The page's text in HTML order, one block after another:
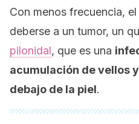
Con menos frecuencia,
deberse a un tumor, un
pilonidal, que es una
acumulación de vellos
debajo de la piel.